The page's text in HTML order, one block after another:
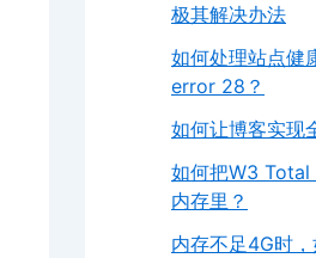
极其解决办法
如何处理站点健
error 28？
如何让博客实现
如何把W3 Total
内存里？
内存不足4G时